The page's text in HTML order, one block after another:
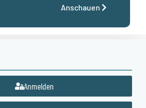
Anschauen
Anmelden